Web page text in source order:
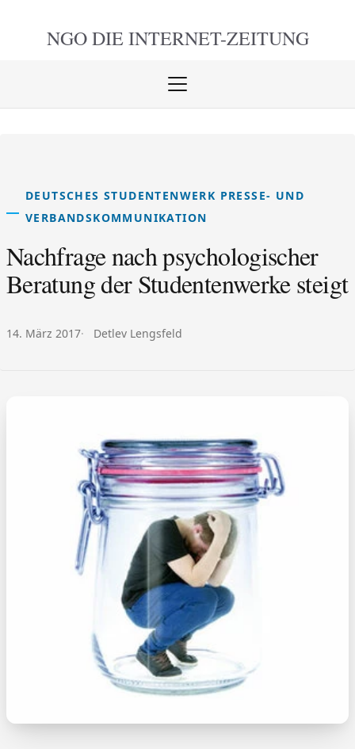
NGO DIE INTERNET-ZEITUNG
Menü
DEUTSCHES STUDENTENWERK PRESSE- UND
VERBANDSKOMMUNIKATION
Nachfrage nach psychologischer
Beratung der Studentenwerke steigt
Veröffentlicht am:
14. März 2017 Autor:
Detlev Lengsfeld